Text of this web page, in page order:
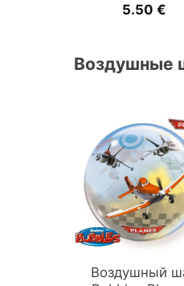
5.50 €
Воздушные
Воздушный